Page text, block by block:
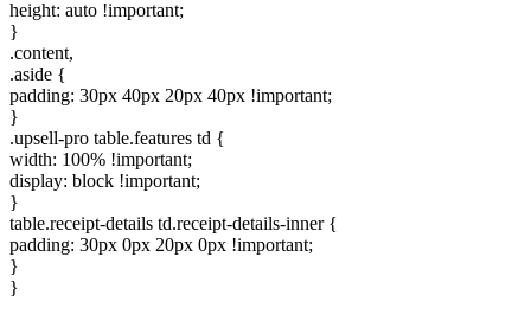
height: auto !important;
}
.content,
.aside {
padding: 30px 40px 20px 40px !important;
}
.upsell-pro table.features td {
width: 100% !important;
display: block !important;
}
table.receipt-details td.receipt-details-inner {
padding: 30px 0px 20px 0px !important;
}
}